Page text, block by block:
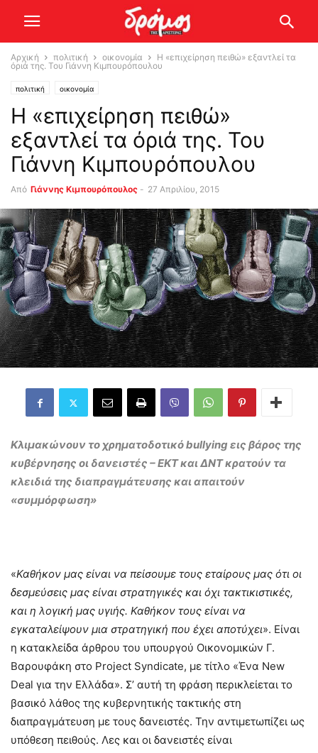
Αρχική πολιτική οικονομία
Η «επιχείρηση πειθώ» εξαντλεί τα
όριά της. Του Γιάννη Κιμπουρόπουλου
πολιτική οικονομία
Η «επιχείρηση πειθώ»
εξαντλεί τα όριά της. Του
Γιάννη Κιμπουρόπουλου
Από Γιάννης Κιμπουρόπουλος - 27 Απριλίου, 2015
Κλιμακώνουν το χρηματοδοτικόbullying εις βάρος της
κυβέρνησης οι δανειστές – ΕΚΤ και ΔΝΤ κρατούν τα
κλειδιά της διαπραγμάτευσης και απαιτούν
«συμμόρφωση»
«Καθήκον μας είναι να πείσουμε τους εταίρους μας ότι οι
δεσμεύσεις μας είναι στρατηγικές και όχι τακτικιστικές,
και η λογική μας υγιής. Καθήκον τους είναι να
εγκαταλείψουν μια στρατηγική που έχει αποτύχει». Είναι
η κατακλείδα άρθρου του υπουργού Οικονομικών Γ.
Βαρουφάκη στο Project Syndicate, με τίτλο «Ένα New
Deal για την Ελλάδα». Σ’ αυτή τη φράση περικλείεται το
βασικό λάθος της κυβερνητικής τακτικής στη
διαπραγμάτευση με τους δανειστές. Την αντιμετωπίζει ως
υπόθεση πειθούς. Λες και οι δανειστές είναι